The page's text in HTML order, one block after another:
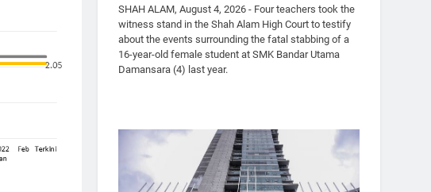
SHAH ALAM, August 4, 2026 - Four teachers took the
witness stand in the Shah Alam High Court to testify
about the events surrounding the fatal stabbing of a
16-year-old female student at SMK Bandar Utama
Damansara (4) last year.